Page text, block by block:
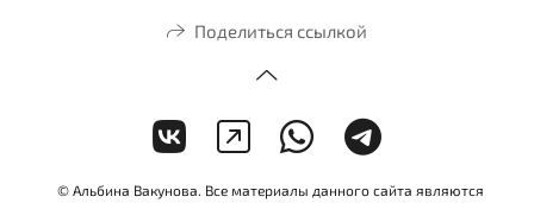
Поделиться ссылкой
© Альбина Вакунова. Все материалы данного сайта являются